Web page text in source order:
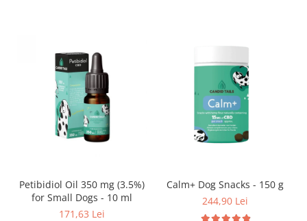
Petibidiol Oil 350 mg (3.5%)
for Small Dogs - 10 ml
171,63 Lei
Calm+ Dog Snacks - 150 g
244,90 Lei